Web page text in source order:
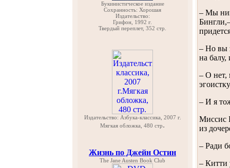
Букинистическое издание
Сохранность: Хорошая
Издательство:
Грифон, 1992 г.
Твердый переплет, 352 стр.
Издательство: Азбука-классика, 2007 г.
Мягкая обложка, 480 стр.
Жизнь по Джейн Остин
The Jane Austen Book Club
– Мы
– Но вы
на балу,
– О нет,
– И я
Миссис
из
– Ради
– Китти